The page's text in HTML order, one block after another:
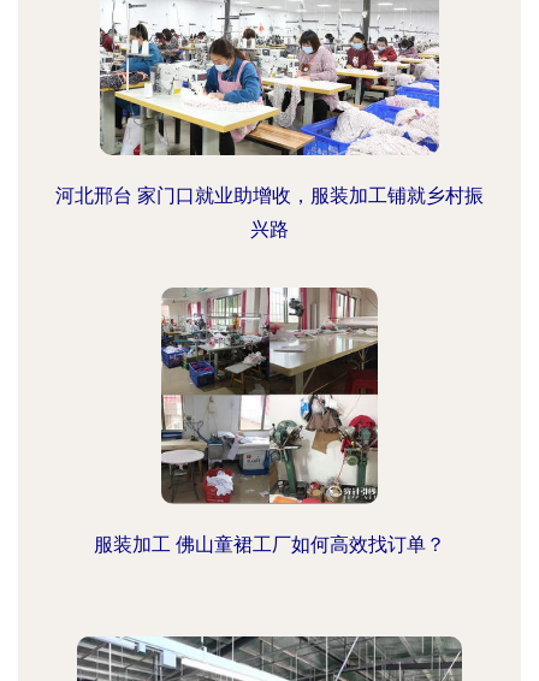
河北邢台 家门口就业助增收，服装加工铺就乡村振
兴路
服装加工 佛山童裙工厂如何高效找订单？